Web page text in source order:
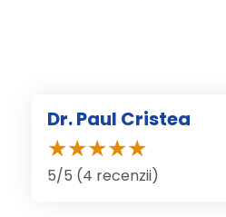
Dr. Paul Cristea
5/5 (4 recenzii)